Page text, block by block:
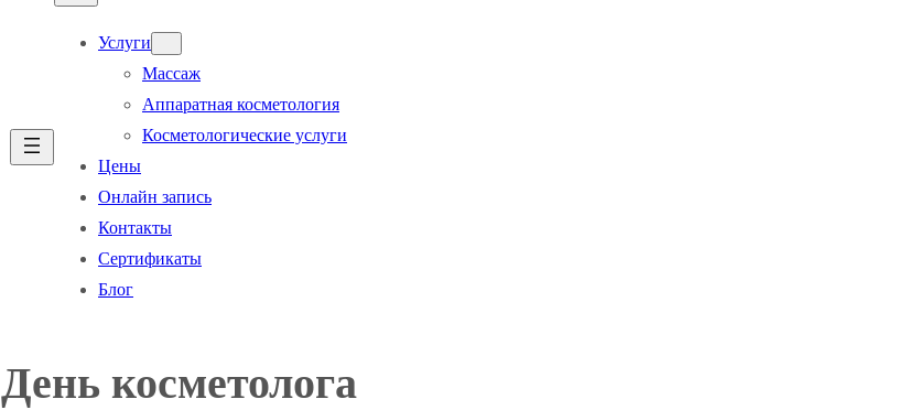
Услуги
Массаж
Аппаратная косметология
Косметологические услуги
Цены
Онлайн запись
Контакты
Сертификаты
Блог
День косметолога